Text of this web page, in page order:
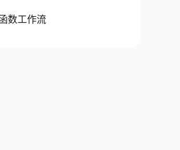
数工作流